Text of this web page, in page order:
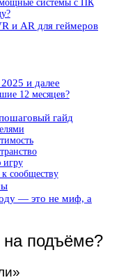
системы с ПК
и AR для геймеров
и далее
12 месяцев?
гайд
сообществу
— это не миф, а
подъёме?